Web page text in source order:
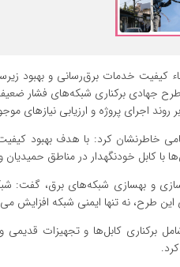
کیفیت خدمات برق‌رسانی و بهبود
طرح جهادی برکناری شبکه‌های فشار
روند اجرای پروژه و ارزیابی نیازهای
با کابل خودنگهدار در مناطق
و بهسازی شبکه‌های برق، گفت:
طرح، نه تنها ایمنی شبکه افزایش
برکناری کابل‌ها و تجهیزات